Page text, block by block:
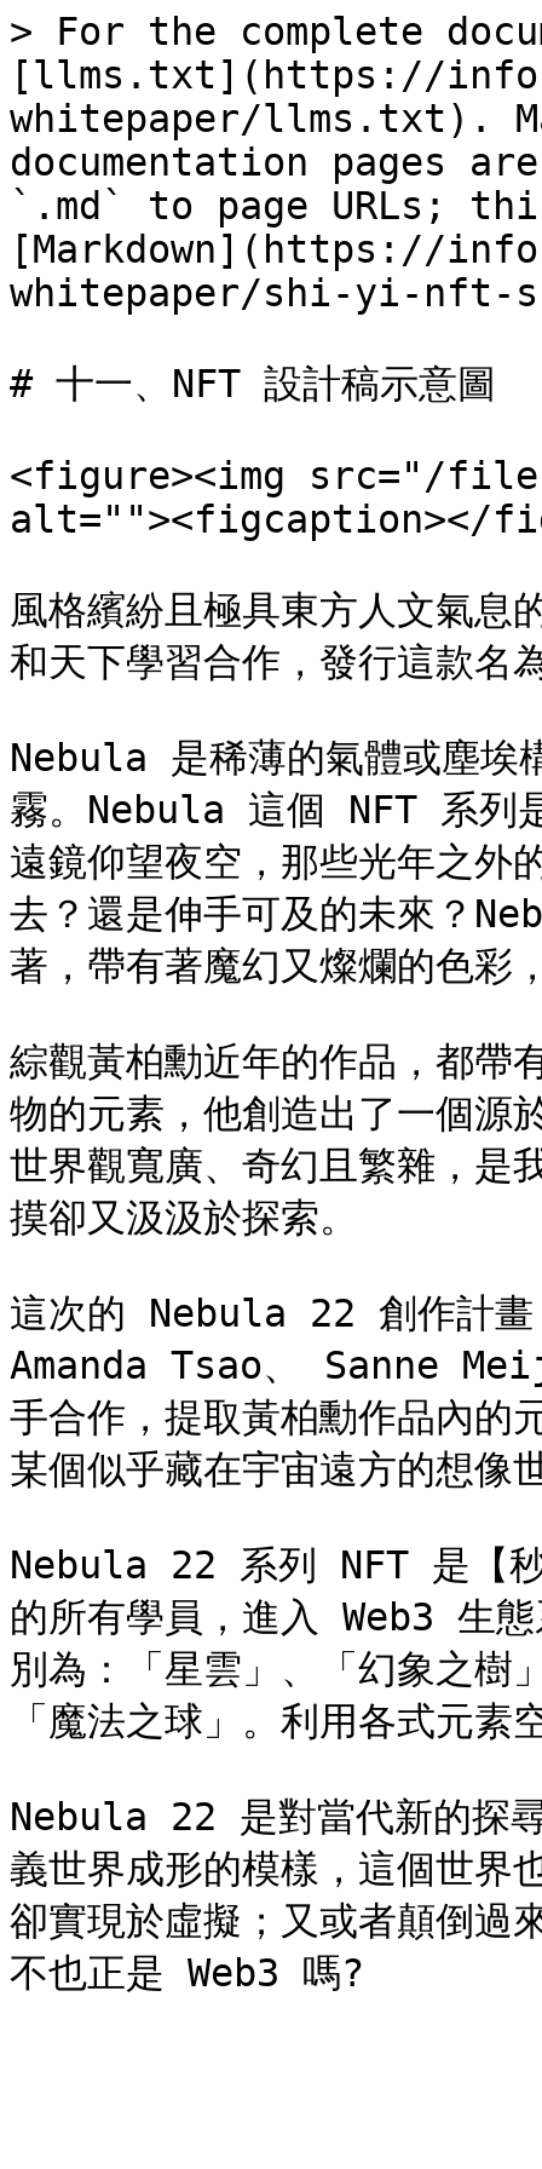
> For the complete
[llms.txt](https://
whitepaper/llms.txt).
documentation pages
`.md` to page URLs;
[Markdown](https://
whitepaper/shi-yi-nft-
# 十一、NFT 設計稿示意圖
<figure><img src="/
alt=""><figcaption></
風格繽紛且極具東方人文氣息
和天下學習合作，發行這款
Nebula 是稀薄的氣體或塵埃
霧。Nebula 這個 NFT 系列
遠鏡仰望夜空，那些光年之外
去？還是伸手可及的未來？
著，帶有著魔幻又燦爛的色彩
綜觀黃柏勳近年的作品，都帶
物的元素，他創造出了一個源
世界觀寬廣、奇幻且繁雜，是
摸卻又汲汲於探索。
這次的 Nebula 22 創作計畫
Amanda Tsao、 Sanne
手合作，提取黃柏勳作品內的
某個似乎藏在宇宙遠方的想像
Nebula 22 系列 NFT 是【
的所有學員，進入 Web3 生
別為：「星雲」、「幻象之樹
「魔法之球」。利用各式元
Nebula 22 是對當代新的探
義世界成形的模樣，這個世界
卻實現於虛擬；又或者顛倒過